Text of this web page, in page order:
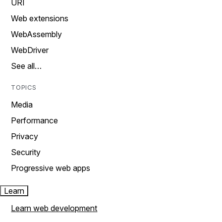
URI
Web extensions
WebAssembly
WebDriver
See all…
TOPICS
Media
Performance
Privacy
Security
Progressive web apps
Learn
Learn web development